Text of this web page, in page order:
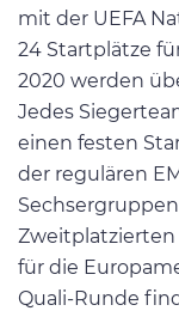
mit der UEFA
24 Startplätze
2020 werden
Jedes
einen festen
der regulären
Zweitplatzierten
für die
Quali-Runde